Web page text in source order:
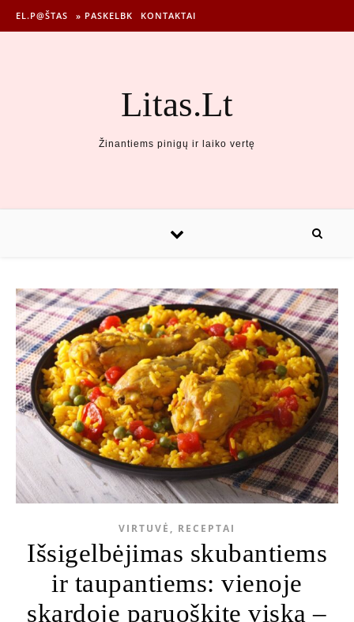
EL.P@ŠTAS » PASKELBK KONTAKTAI
Litas.Lt
Žinantiems pinigų ir laiko vertę
VIRTUVĖ, RECEPTAI
Išsigelbėjimas skubantiems
ir taupantiems: vienoje
skardoje paruoškite viską –